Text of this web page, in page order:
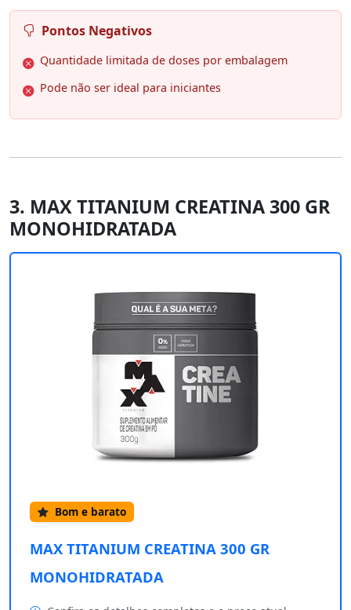
Pontos Negativos
Quantidade limitada de doses por embalagem
Pode não ser ideal para iniciantes
3. MAX TITANIUM CREATINA 300 GR
MONOHIDRATADA
Bom e barato
MAX TITANIUM CREATINA 300 GR
MONOHIDRATADA